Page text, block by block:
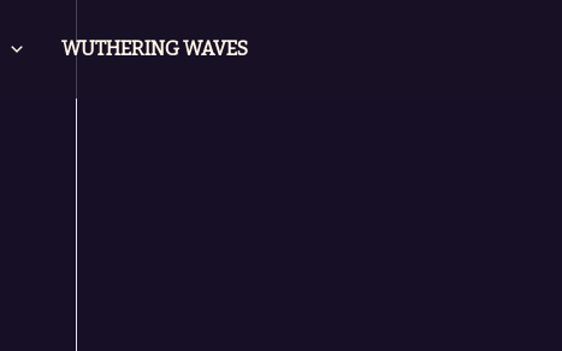
WUTHERING WAVES